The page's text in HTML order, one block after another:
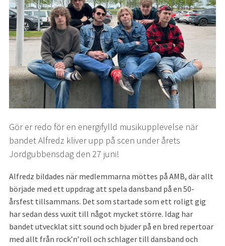
Gör er redo för en energifylld musikupplevelse när
bandet Alfredz kliver upp på scen under årets
Jordgubbensdag den 27 juni!
Alfredz bildades när medlemmarna möttes på AMB, där allt
började med ett uppdrag att spela dansband på en 50-
årsfest tillsammans. Det som startade som ett roligt gig
har sedan dess vuxit till något mycket större. Idag har
bandet utvecklat sitt sound och bjuder på en bred repertoar
med allt från rock’n’roll och schlager till dansband och